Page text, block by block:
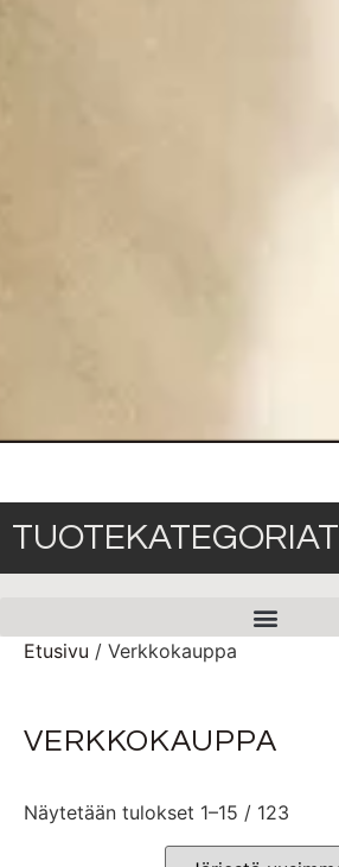
TUOTEKATEGORIAT
Etusivu / Verkkokauppa
VERKKOKAUPPA
Näytetään tulokset 1–15 / 123